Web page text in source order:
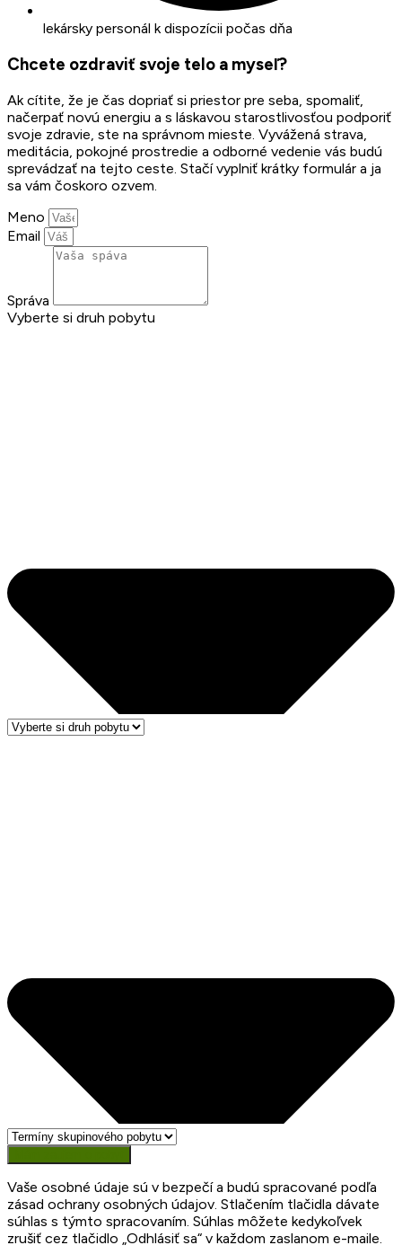
lekársky personál k dispozícii počas dňa
Chcete ozdraviť svoje telo a myseľ?
Ak cítite, že je čas dopriať si priestor pre seba, spomaliť,
načerpať novú energiu a s láskavou starostlivosťou podporiť
svoje zdravie, ste na správnom mieste. Vyvážená strava,
meditácia, pokojné prostredie a odborné vedenie vás budú
sprevádzať na tejto ceste. Stačí vyplniť krátky formulár a ja
sa vám čoskoro ozvem.
Meno
Email
Správa
Vyberte si druh pobytu
Vaše osobné údaje sú v bezpečí a budú spracované podľa
zásad ochrany osobných údajov. Stlačením tlačidla dávate
súhlas s týmto spracovaním. Súhlas môžete kedykoľvek
zrušiť cez tlačidlo „Odhlásiť sa“ v každom zaslanom e-maile.